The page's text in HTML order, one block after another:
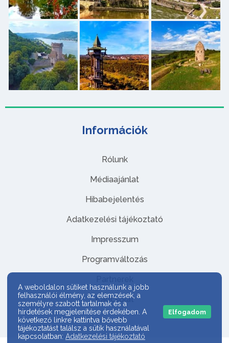
Információk
Rólunk
Médiaajánlat
Hibabejelentés
Adatkezelési tájékoztató
Impresszum
Programváltozás
Kapcsolat
A weboldalon sütiket használunk a jobb
felhasználói élmény, az elemzések, a
személyre szabott tartalmak és a
hirdetések megjelenítése érdekében. A
következő linkre kattintva bővebb
tájékoztatást találsz a sütik használatával
kapcsolatban: Adatkezelési tájékoztató
Elfogadom